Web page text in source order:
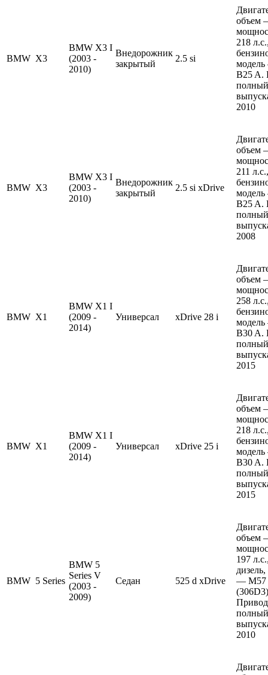
BMW X3
BMW X3 I
(2003 -
2010)
Внедорожник
закрытый
2.5 si
объем
218
B25 A.
2010
BMW X3
BMW X3 I
(2003 -
2010)
Внедорожник
закрытый
2.5 si xDrive
объем
211
B25 A.
2008
BMW X1
BMW X1 I
(2009 -
2014)
Универсал xDrive 28 i
объем
258
B30 A.
2015
BMW X1
BMW X1 I
(2009 -
2014)
Универсал xDrive 25 i
объем
218
B30 A.
2015
BMW 5 Series
BMW 5
Series V
(2003 -
2009)
Седан 525 d xDrive
объем
197
— M57
2010